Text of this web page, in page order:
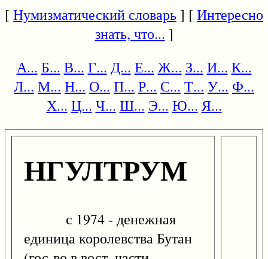
[Нумизматический словарь] [Интересно
знать, что... ]
А... Б... В... Г... Д... Е... Ж... З... И... К...
Л... М... Н... О... П... Р... С... Т... У... Ф...
Х... Ц... Ч... Ш... Э... Ю... Я...
НГУЛТРУМ
с 1974 - денежная
единица королевства Бутан